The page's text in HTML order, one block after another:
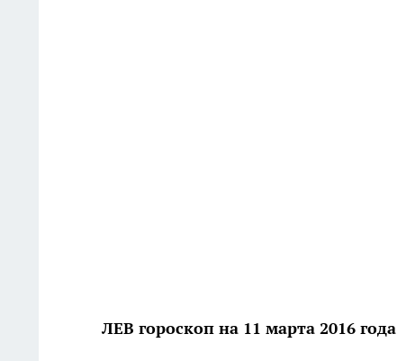
ЛЕВ гороскоп на 11 марта 2016 года